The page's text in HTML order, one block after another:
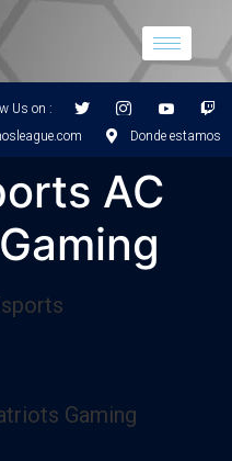
Us on :
Donde estamos
AC
Gaming